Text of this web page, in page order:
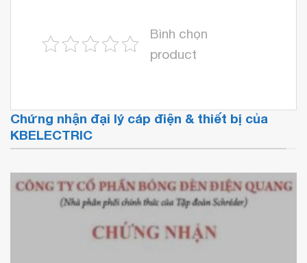
Bình chọn
product
Chứng nhận đại lý cáp điện & thiết bị của
KBELECTRIC